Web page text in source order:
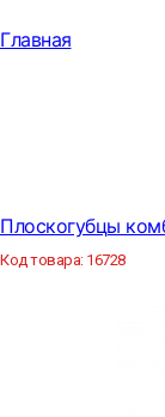
Главная
Плоскогубцы
Код товара: 16728